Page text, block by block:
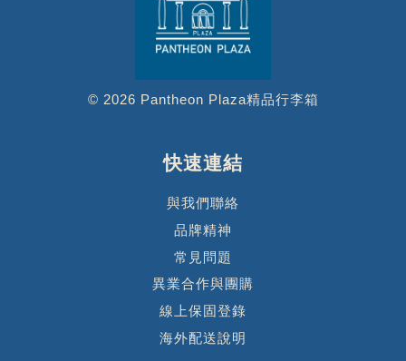
© 2026 Pantheon Plaza精品行李箱
快速連結
與我們聯絡
品牌精神
常見問題
異業合作與團購
線上保固登錄
海外配送說明